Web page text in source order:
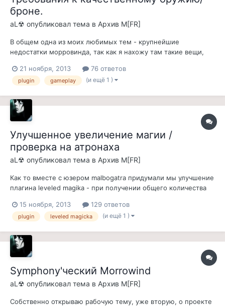
броне.
aL☢ опубликовал тема в Архив M[FR]
В общем одна из моих любимых тем - крупнейшие
недостатки морровинда, так как я нахожу там такие вещи,
давно мечтал сделать так, чтобы ГГ не мог на первом уровне
одеться в эбонит или стелко, т.е. чтобы нельзя было на
21 ноября, 2013 76 ответов
plugin gameplay (и ещё 1 )
Улучшенное увеличение магии /
проверка на атронаха
aL☢ опубликовал тема в Архив M[FR]
Как то вместе с юзером malbogatra придумали мы улучшение
плагина leveled magika - при получении общего количества
получении общего количества магии >=1000 - ГГ получает
регенерацию магии в 2 пункта, а при получении общего
15 ноября, 2013 129 ответов
plugin leveled magicka (и ещё 1 )
Symphony'ческий Morrowind
aL☢ опубликовал тема в Архив M[FR]
Собственно открываю рабочую тему, уже вторую, о проекте